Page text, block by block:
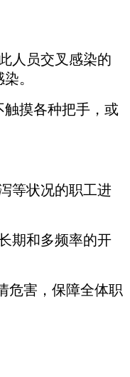
人员交叉感染的
。
摸各种把手，或
等状况的职工进
期和多频率的开
危害，保障全体职